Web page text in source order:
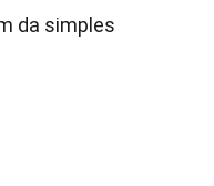
da simples